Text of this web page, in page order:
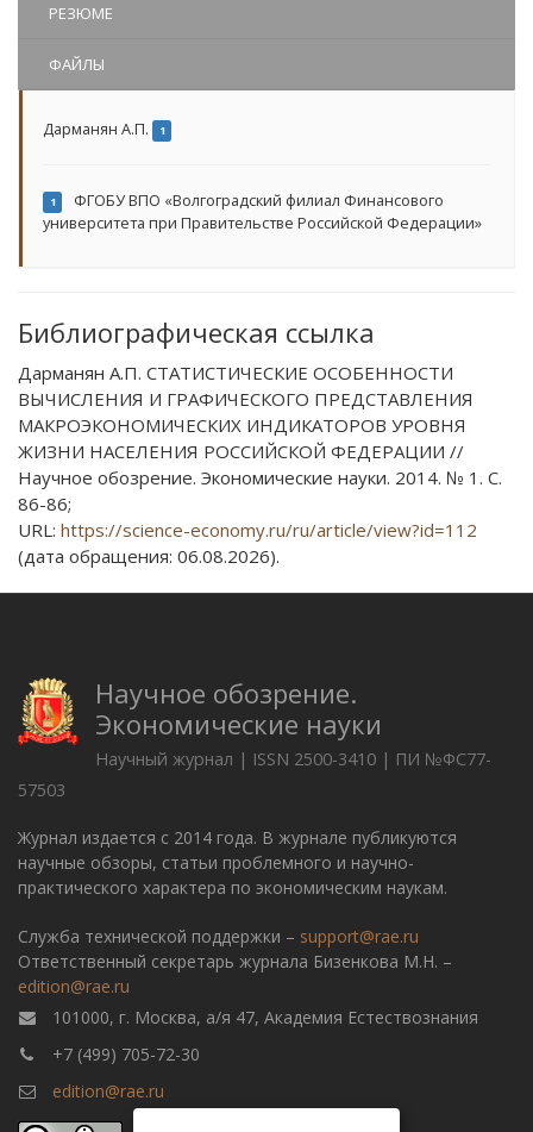
РЕЗЮМЕ
ФАЙЛЫ
Дарманян А.П. 1
1
ФГОБУ ВПО «Волгоградский филиал Финансового
университета при Правительстве Российской Федерации»
Библиографическая ссылка
Дарманян А.П. СТАТИСТИЧЕСКИЕ ОСОБЕННОСТИ
ВЫЧИСЛЕНИЯ И ГРАФИЧЕСКОГО ПРЕДСТАВЛЕНИЯ
МАКРОЭКОНОМИЧЕСКИХ ИНДИКАТОРОВ УРОВНЯ
ЖИЗНИ НАСЕЛЕНИЯ РОССИЙСКОЙ ФЕДЕРАЦИИ //
Научное обозрение. Экономические науки. 2014. № 1. С.
86-86;
URL: https://science-economy.ru/ru/article/view?id=112
(дата обращения: 06.08.2026).
Научное обозрение.
Экономические науки
Научный журнал | ISSN 2500-3410 | ПИ №ФС77-
57503
Журнал издается с 2014 года. В журнале публикуются
научные обзоры, статьи проблемного и научно-
практического характера по экономическим наукам.
Служба технической поддержки – support@rae.ru
Ответственный секретарь журнала Бизенкова М.Н. –
edition@rae.ru
101000, г. Москва, а/я 47, Академия Естествознания
+7 (499) 705-72-30
edition@rae.ru